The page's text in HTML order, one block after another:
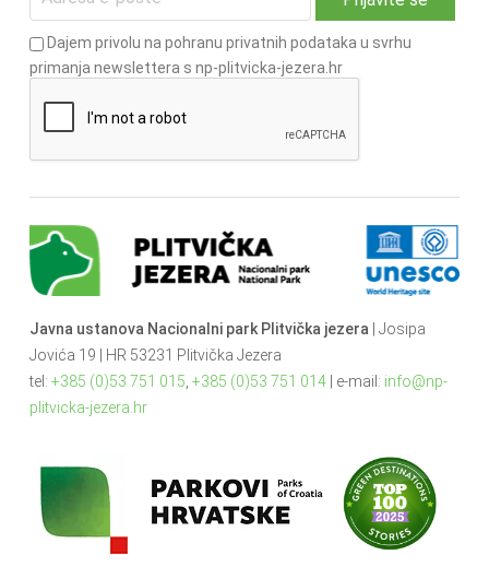
Dajem privolu na pohranu privatnih podataka u svrhu
primanja newslettera s np-plitvicka-jezera.hr
Javna ustanova Nacionalni park Plitvička jezera | Josipa
Jovića 19 | HR 53231 Plitvička Jezera
tel: +385 (0)53 751 015 +385 (0)53 751 014| e-mail: info@np-
plitvicka-jezera.hr